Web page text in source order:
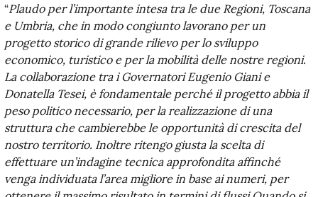
“Plaudo per l’importante intesa tra le due Regioni, Toscana
e Umbria, che in modo congiunto lavorano per un
progetto storico di grande rilievo per lo sviluppo
economico, turistico e per la mobilità delle nostre regioni.
La collaborazione tra i Governatori Eugenio Giani e
Donatella Tesei, è fondamentale perché il progetto abbia il
peso politico necessario, per la realizzazione di una
struttura che cambierebbe le opportunità di crescita del
nostro territorio. Inoltre ritengo giusta la scelta di
effettuare un’indagine tecnica approfondita affinché
venga individuata l’area migliore in base ai numeri, per